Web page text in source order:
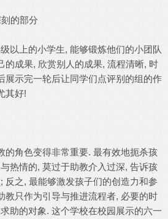
的部分
以上的小学生, 能够锻炼他们的小团队
的成果, 欣赏别人的成果, 流程清晰, 时
展示完一轮后让同学们点评别的组的作
其好!
的角色变得非常重要. 最有效地扼杀孩
热情的, 莫过于助教介入过深, 告诉孩
反之, 最能够激发孩子们的创造力和参
教只作为引导与推进流程者, 必要的时
助的对象. 这个学校在校园展示的六一